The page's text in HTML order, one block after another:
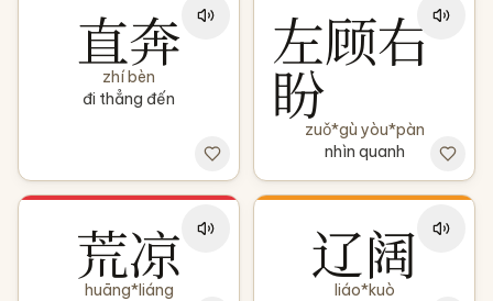
直奔
zhí bèn
đi thẳng đến
左顾右
盼zuǒ*gù yòu*pàn
nhìn quanh
荒凉
huāng*liáng
辽阔
liáo*kuò